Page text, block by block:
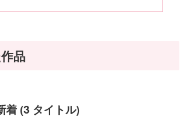
品
着 (3 タイトル)